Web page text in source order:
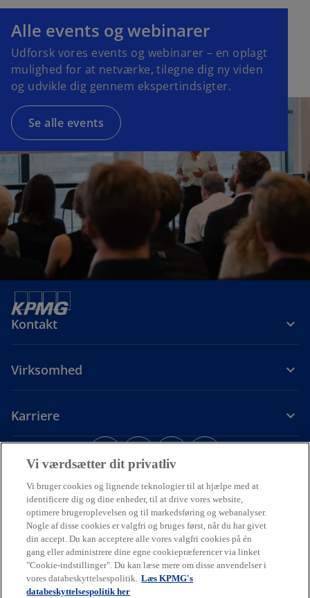
Alle events og webinarer
Udforsk vores events og webinarer – en oplagt
mulighed for at netværke, tilegne dig ny viden
og udvikle dig gennem ekspertindsigter.
Se alle events
Kontakt
Virksomhed
Karriere
o
p
n
s
i
n
a
n
e
o
p
n
s
i
n
a
n
o
n
s
i
n
a
n
o
n
s
i
n
a
Code of Conducto
p
e
n
s
i
n
a
Dataetik
© 2026 Ophavsret tilhører en eller flere af KPMG Internationals
enheder. KPMG Internationals enheder leverer ikke ydelser til
kunder. Alle rettigheder forbeholdes.
KPMG henviser til den globale organisation eller til et eller flere af
medlemsfirmaerne i KPMG International Limited ("KPMG
International"), som hver især er en selvstændig juridisk enhed.
KPMG International Limited er et privat engelsk selskab med
Vi værdsætter dit privatliv
Vi bruger cookies og lignende teknologier til at hjælpe med at
identificere dig og dine enheder, til at drive vores website,
optimere brugeroplevelsen og til markedsføring og webanalyser.
Nogle af disse cookies er valgfri og bruges først, når du har givet
din accept. Du kan acceptere alle vores valgfri cookies på én
gang eller administrere dine egne cookiepræferencer via linket
"Cookie-indstillinger". Du kan læse mere om disse anvendelser i
vores databeskyttelsespolitik. Læs KPMG's
databeskyttelsespolitik her